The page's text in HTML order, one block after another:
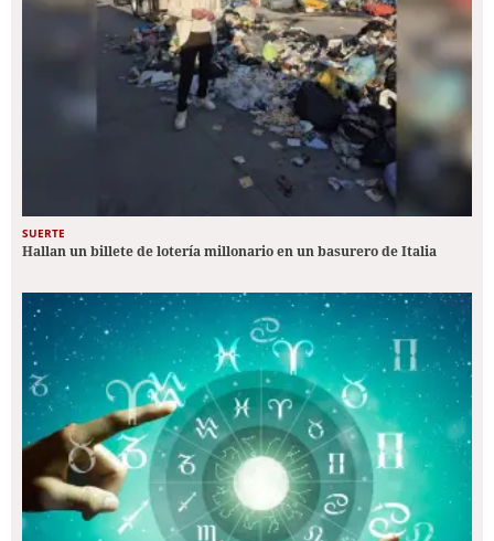
SUERTE
Hallan un billete de lotería millonario en un basurero de Italia